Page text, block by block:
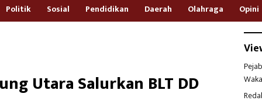
Politik Sosial Pendidikan Daerah Olahraga Opini
Utara Salurkan BLT DD